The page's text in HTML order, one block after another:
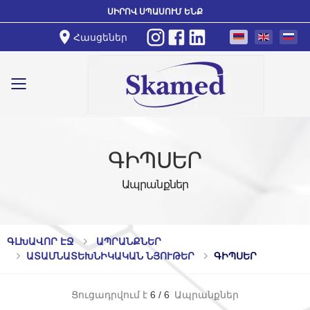
ՍԻՐՈՎ ՍՊԱՍՈՒՄ ԵՆՔ
Հասցեներ
Toggle mobile menu
ԳԻՊՍԵՐ
Ապրանքներ
ԳԼԽԱՎՈՐ ԷՋ
ԱՊՐԱՆՔՆԵՐ
ԱՏԱՄՆԱՏԵԽՆԻԿԱԿԱՆ ՆՅՈՒԹԵՐ
ԳԻՊՍԵՐ
Ցուցադրվում է 6 / 6 Ապրանքներ